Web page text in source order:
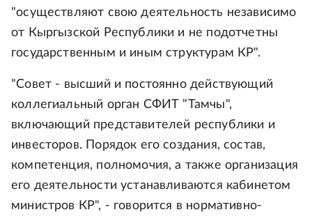
"осуществляют свою деятельность независимо
от Кыргызской Республики и не подотчетны
государственным и иным структурам КР".
"Совет - высший и постоянно действующий
коллегиальный орган СФИТ "Тамчы",
включающий представителей республики и
инвесторов. Порядок его создания, состав,
компетенция, полномочия, а также организация
его деятельности устанавливаются кабинетом
министров КР", - говорится в нормативно-